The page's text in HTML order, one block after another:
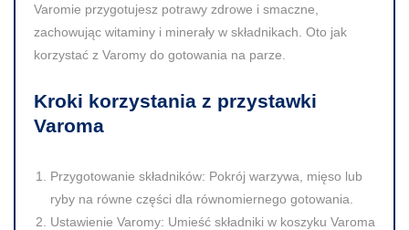
Varomie przygotujesz potrawy zdrowe i smaczne,
zachowując witaminy i minerały w składnikach. Oto jak
korzystać z Varomy do gotowania na parze.
Kroki korzystania z przystawki
Varoma
Przygotowanie składników: Pokrój warzywa, mięso lub
ryby na równe części dla równomiernego gotowania.
Ustawienie Varomy: Umieść składniki w koszyku Varoma